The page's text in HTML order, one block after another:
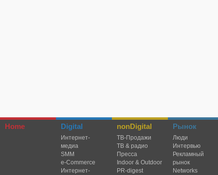
Home Digital
Интернет-
медиа
SMM
e-Commerce
Интернет-
nonDigital
TВ-Продажи
ТВ & радио
Пресса
Indoor & Outdoor
PR-digest
Рынок
Люди
Интервью
Рекламный
рынок
Networks